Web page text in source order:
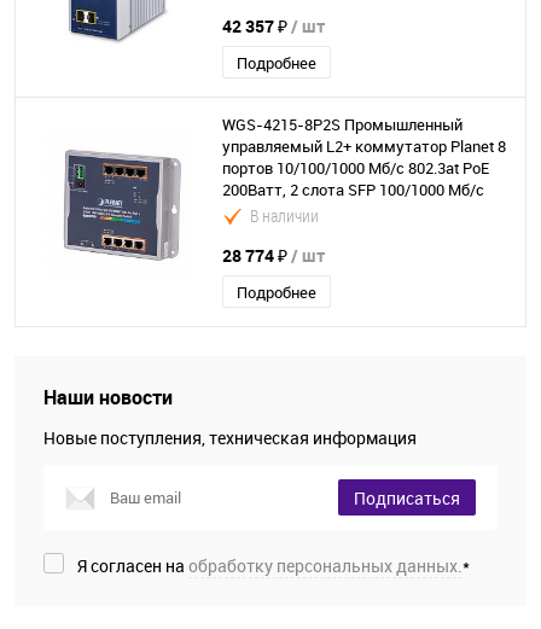
42 357 ₽/ шт
Подробнее
WGS-4215-8P2S Промышленный
управляемый L2+ коммутатор Planet 8
портов 10/100/1000 Мб/с 802.3at PoE
200Ватт, 2 слота SFP 100/1000 Мб/с
В наличии
28 774 ₽/ шт
Подробнее
Наши новости
Новые поступления, техническая информация
Подписаться
Я согласен на обработку персональных данных.*